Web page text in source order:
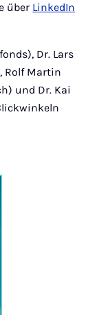
über LinkedIn
Dr. Lars
Rolf Martin
und Dr. Kai